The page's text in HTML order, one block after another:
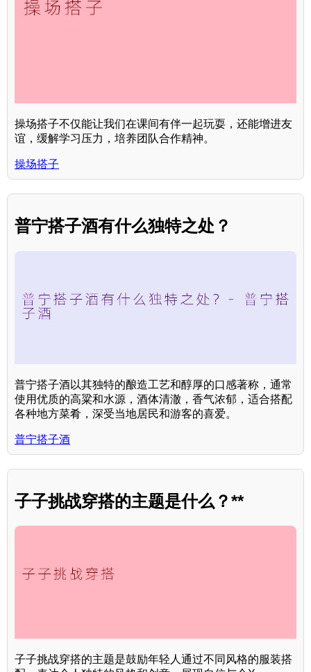
操场搭子不仅能让我们在课间有伴一起玩耍，还能增进友
谊，缓解学习压力，培养团队合作精神。
操场搭子
普宁搭子酒有什么独特之处？
普宁搭子酒以其独特的酿造工艺和醇厚的口感著称，通常
使用优质的高粱和水源，酒体清澈，香气浓郁，适合搭配
各种地方菜肴，深受当地居民和游客的喜爱。
普宁搭子酒
子子挑战穿搭的主题是什么？**
子子挑战穿搭的主题是鼓励年轻人通过不同风格的服装搭